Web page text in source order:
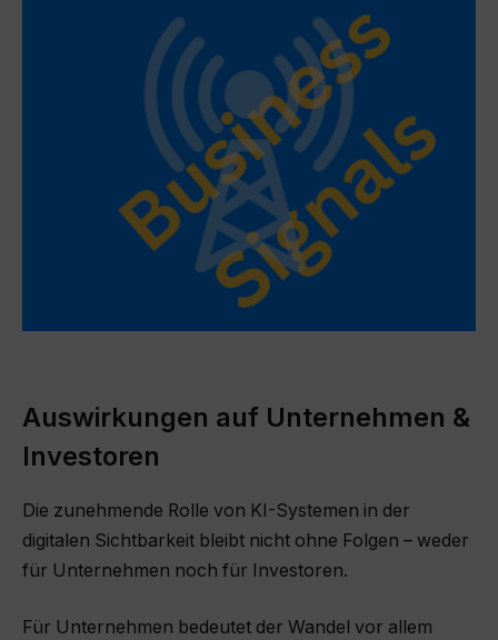
Auswirkungen auf Unternehmen &
Investoren
Die zunehmende Rolle von KI-Systemen in der
digitalen Sichtbarkeit bleibt nicht ohne Folgen – weder
für Unternehmen noch für Investoren.
Für Unternehmen bedeutet der Wandel vor allem